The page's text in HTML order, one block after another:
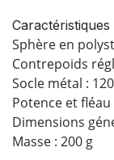
Caractéristiques
Sphère en
Contrepoids
Socle métal :
Potence et
Dimensions
Masse : 200 g